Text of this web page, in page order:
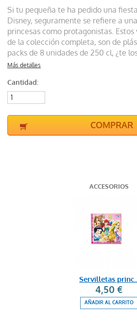
Si tu pequeña te ha pedido una
Disney, seguramente se refiere a
princesas como protagonistas.
de la colección completa, son de
packs de 8 unidades de 250 cl, ¿te
Más detalles
Cantidad:
COMPRAR
ACCESORIOS
Servilletas
4,50 €
AÑADIR AL CARRITO